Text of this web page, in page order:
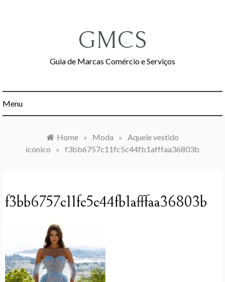
GMCS
Guia de Marcas Comércio e Serviços
Menu
Home » Moda » Aquele vestido
icónico
» f3bb6757c11fc5c44fb1afffaa36803b
f3bb6757c11fc5c44fb1afffaa36803b